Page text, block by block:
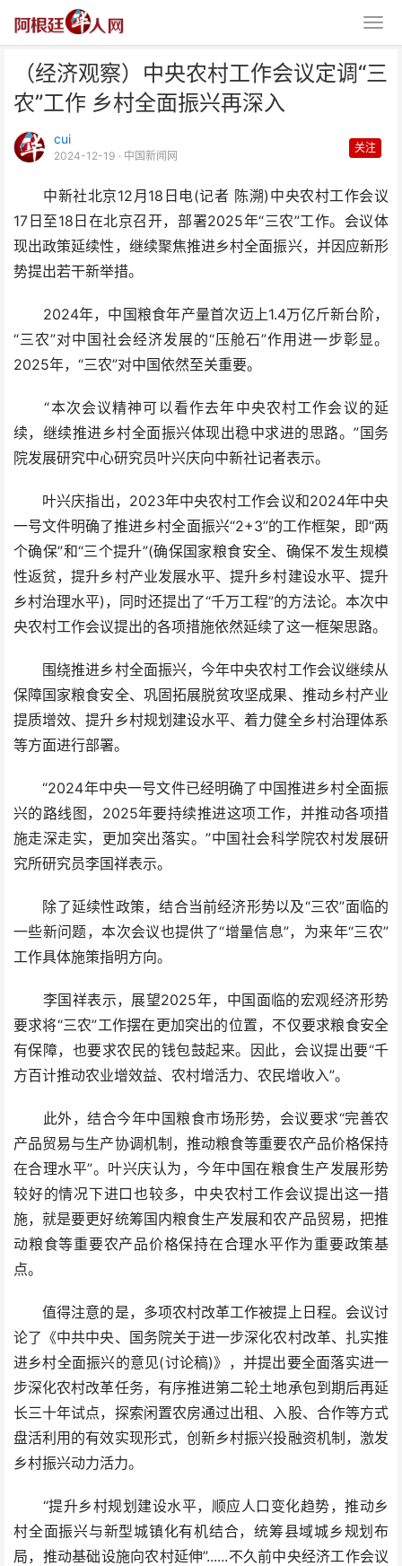
（经济观察）中央农村工作会议定调“三
农”工作 乡村全面振兴再深入
cui
2024-12-19 · 中国新闻网
关注
中新社北京12月18日电(记者 陈溯)中央农村工作会议
17日至18日在北京召开，部署2025年“三农”工作。会议体
现出政策延续性，继续聚焦推进乡村全面振兴，并因应新形
势提出若干新举措。
2024年，中国粮食年产量首次迈上1.4万亿斤新台阶，
“三农”对中国社会经济发展的“压舱石”作用进一步彰显。
2025年，“三农”对中国依然至关重要。
“本次会议精神可以看作去年中央农村工作会议的延
续，继续推进乡村全面振兴体现出稳中求进的思路。”国务
院发展研究中心研究员叶兴庆向中新社记者表示。
叶兴庆指出，2023年中央农村工作会议和2024年中央
一号文件明确了推进乡村全面振兴“2+3”的工作框架，即“两
个确保”和“三个提升”(确保国家粮食安全、确保不发生规模
性返贫，提升乡村产业发展水平、提升乡村建设水平、提升
乡村治理水平)，同时还提出了“千万工程”的方法论。本次中
央农村工作会议提出的各项措施依然延续了这一框架思路。
围绕推进乡村全面振兴，今年中央农村工作会议继续从
保障国家粮食安全、巩固拓展脱贫攻坚成果、推动乡村产业
提质增效、提升乡村规划建设水平、着力健全乡村治理体系
等方面进行部署。
“2024年中央一号文件已经明确了中国推进乡村全面振
兴的路线图，2025年要持续推进这项工作，并推动各项措
施走深走实，更加突出落实。”中国社会科学院农村发展研
究所研究员李国祥表示。
除了延续性政策，结合当前经济形势以及“三农”面临的
一些新问题，本次会议也提供了“增量信息”，为来年“三农”
工作具体施策指明方向。
李国祥表示，展望2025年，中国面临的宏观经济形势
要求将“三农”工作摆在更加突出的位置，不仅要求粮食安全
有保障，也要求农民的钱包鼓起来。因此，会议提出要“千
方百计推动农业增效益、农村增活力、农民增收入”。
此外，结合今年中国粮食市场形势，会议要求“完善农
产品贸易与生产协调机制，推动粮食等重要农产品价格保持
在合理水平”。叶兴庆认为，今年中国在粮食生产发展形势
较好的情况下进口也较多，中央农村工作会议提出这一措
施，就是要更好统筹国内粮食生产发展和农产品贸易，把推
动粮食等重要农产品价格保持在合理水平作为重要政策基
点。
值得注意的是，多项农村改革工作被提上日程。会议讨
论了《中共中央、国务院关于进一步深化农村改革、扎实推
进乡村全面振兴的意见(讨论稿)》，并提出要全面落实进一
步深化农村改革任务，有序推进第二轮土地承包到期后再延
长三十年试点，探索闲置农房通过出租、入股、合作等方式
盘活利用的有效实现形式，创新乡村振兴投融资机制，激发
乡村振兴动力活力。
“提升乡村规划建设水平，顺应人口变化趋势，推动乡
村全面振兴与新型城镇化有机结合，统筹县域城乡规划布
局，推动基础设施向农村延伸”......不久前中央经济工作会议
（经济观察）中央农村工作会议定
调“三农”工作 乡村全